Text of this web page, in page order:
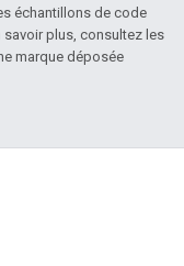
échantillons de code
savoir plus, consultez les
marque déposée